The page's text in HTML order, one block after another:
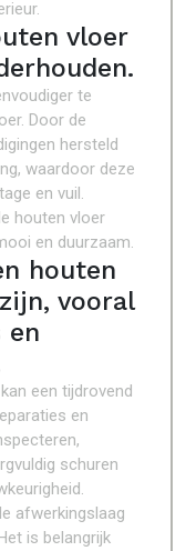
vloer
te
Door de
hersteld
waardoor deze
en vuil.
houten vloer
en duurzaam.
houten
vooral
en
een tijdrovend
en
schuren
afwerkingslaag
is belangrijk